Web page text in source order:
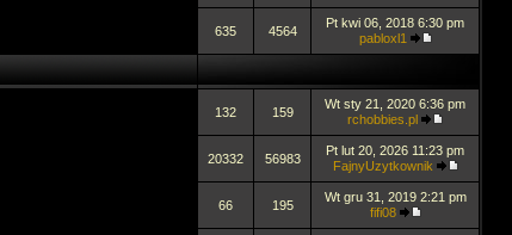
635 4564
Pt kwi 06, 2018 6:30 pm
pabloxl1
132 159
Wt sty 21, 2020 6:36 pm
rchobbies.pl
20332 56983
Pt lut 20, 2026 11:23 pm
FajnyUzytkownik
66 195
Wt gru 31, 2019 2:21 pm
fifi08